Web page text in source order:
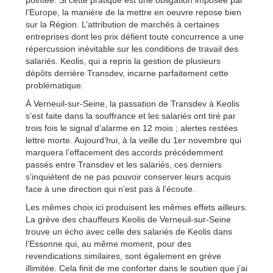
l’Europe, la manière de la mettre en oeuvre repose bien
sur la Région. L’attribution de marchés à certaines
entreprises dont les prix défient toute concurrence a une
répercussion inévitable sur les conditions de travail des
salariés. Keolis, qui a repris la gestion de plusieurs
dépôts derrière Transdev, incarne parfaitement cette
problématique.
À Verneuil-sur-Seine, la passation de Transdev à Keolis
s’est faite dans la souffrance et les salariés ont tiré par
trois fois le signal d’alarme en 12 mois ; alertes restées
lettre morte. Aujourd’hui, à la veille du 1er novembre qui
marquera l’effacement des accords précédemment
passés entre Transdev et les salariés, ces derniers
s’inquiètent de ne pas pouvoir conserver leurs acquis
face à une direction qui n’est pas à l’écoute.
Les mêmes choix ici produisent les mêmes effets ailleurs.
La grève des chauffeurs Keolis de Verneuil-sur-Seine
trouve un écho avec celle des salariés de Keolis dans
l’Essonne qui, au même moment, pour des
revendications similaires, sont également en grève
illimitée. Cela finit de me conforter dans le soutien que j’ai